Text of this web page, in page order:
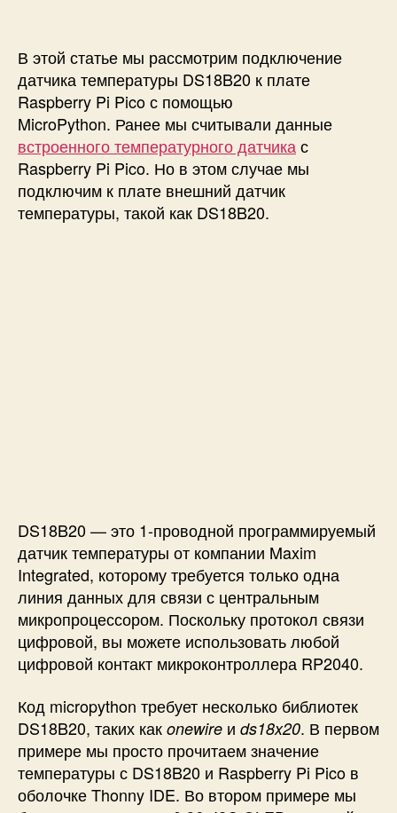
к
л
ю
е
н
и
е
д
ы
D
S
1
8
B
0
R
a
s
p
b
В этой статье мы рассмотрим подключение
датчика температуры DS18B20 к плате
Raspberry Pi Pico с помощью
MicroPython. Ранее мы считывали данные
встроенного температурного датчика с
Raspberry Pi Pico. Но в этом случае мы
подключим к плате внешний датчик
температуры, такой как DS18B20.
DS18B20 — это 1-проводной программируемый
датчик температуры от компании Maxim
Integrated, которому требуется только одна
линия данных для связи с центральным
микропроцессором. Поскольку протокол связи
цифровой, вы можете использовать любой
цифровой контакт микроконтроллера RP2040.
Код micropython требует несколько библиотек
DS18B20, таких как onewire и ds18x20. В первом
примере мы просто прочитаем значение
температуры с DS18B20 и Raspberry Pi Pico в
оболочке Thonny IDE. Во втором примере мы